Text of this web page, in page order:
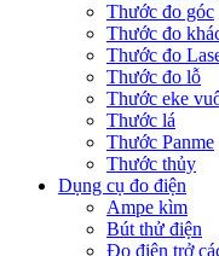
Thước đo góc
Thước đo
Thước đo
Thước đo lỗ
Thước eke
Thước lá
Thước Panme
Thước thủy
Dụng cụ đo điện
Ampe kìm
Bút thử điện
Đo điện trở